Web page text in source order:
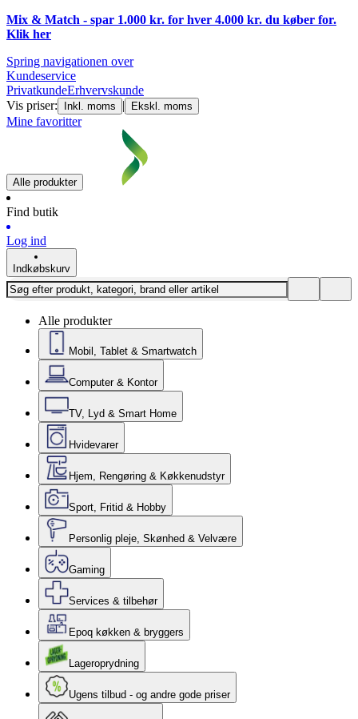
Mix & Match - spar 1.000 kr. for hver 4.000 kr. du køber for.
Klik her
Spring navigationen over
Kundeservice
PrivatkundeErhvervskunde
Vis priser:
Inkl. moms | Ekskl. moms
Mine favoritter
Alle produkter
Find butik
Log ind
Indkøbskurv
Alle produkter
Mobil, Tablet & Smartwatch
Computer & Kontor
TV, Lyd & Smart Home
Hvidevarer
Hjem, Rengøring & Køkkenudstyr
Sport, Fritid & Hobby
Personlig pleje, Skønhed & Velvære
Gaming
Services & tilbehør
Epoq køkken & bryggers
Lageroprydning
Ugens tilbud - og andre gode priser